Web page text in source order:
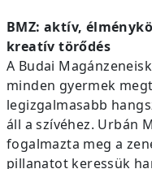
BMZ: aktív,
kreatív törődés
A Budai
minden gyermek
legizgalmasabb
áll a szívéhez. Urbán
fogalmazta meg a
pillanatot keressük